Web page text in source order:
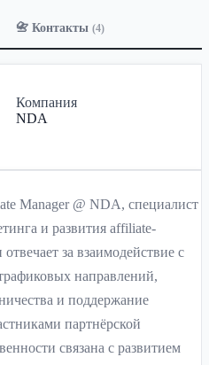
📇 Контакты (4)
Компания
NDA
Manager @ NDA, специалист
и развития affiliate-
за взаимодействие с
направлений,
и поддержание
партнёрской
связана с развитием